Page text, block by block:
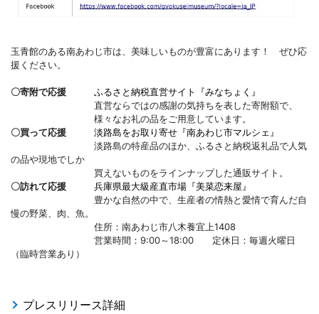
玉青館のある南あわじ市は、美味しいものが豊富にあります！ ぜひ応
援ください。
〇寄附で応援
ふるさと納税直営サイト『みなちょく』
直営ならではの感謝の気持ちを表した寄附額で、
様々なお礼の品をご用意しています。
〇買って応援
淡路島をお取り寄せ『南あわじ市マルシェ』
淡路島の特産品のほか、ふるさと納税返礼品で人気
の品や現地でしか
買えないものをラインナップした通販サイト。
〇訪れて応援
兵庫県最大級産直市場『美菜恋来屋』
豊かな自然の中で、生産者の情熱と愛情で育んだ自
慢の野菜、肉、魚。
住所：南あわじ市八木養宜上1408
営業時間：9:00～18:00 定休日：毎週火曜日
（臨時営業あり）
プレスリリース詳細